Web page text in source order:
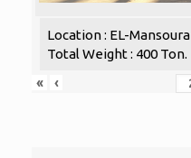
Location : EL-Mansoura
Total Weight : 400 Ton.
«
‹